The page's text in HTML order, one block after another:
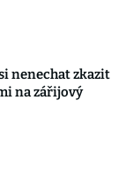
nenechat zkazit
na zářijový